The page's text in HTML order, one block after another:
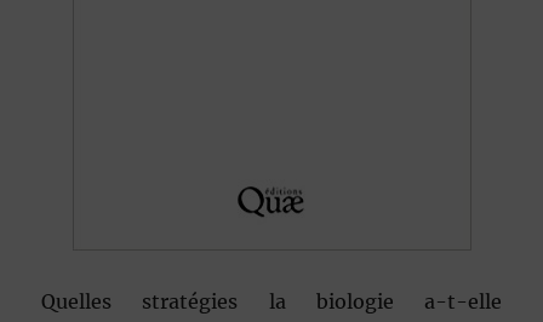
Quelles stratégies la biologie a-t-elle